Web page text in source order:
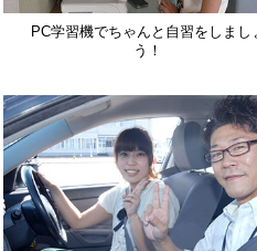
PC学習機でちゃんと自習をしまし
う！